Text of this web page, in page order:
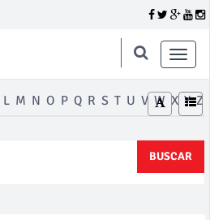
Toggle
L M N O P Q R S T U V W X Y Z
BUSCAR